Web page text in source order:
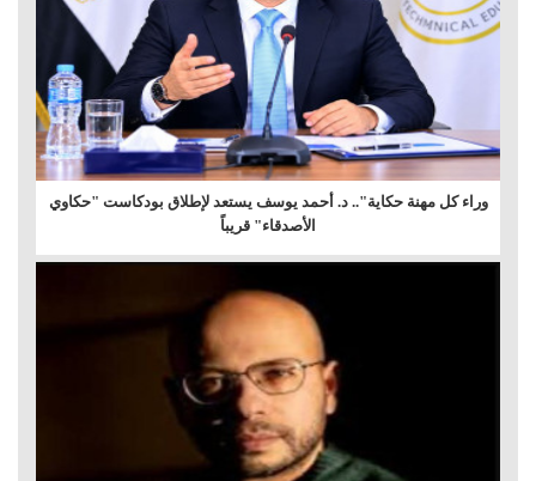
وراء كل مهنة حكاية".. د. أحمد يوسف يستعد لإطلاق بودكاست "حكاوي
الأصدقاء" قريباً